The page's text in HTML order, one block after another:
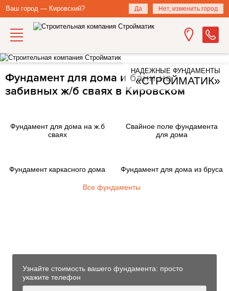
Ваш город — Кировский? Да Нет, изменить город
НАДЕЖНЫЕ ФУНДАМЕНТЫ
«СТРОЙМАТИК»
Фундамент для дома и бани на
забивных ж/б сваях в Кировском
Фундамент для дома на ж.б
сваях
Свайное поле фундамента
для дома
Фундамент каркасного дома Фундамент для дома из бруса
Все фундаменты
Узнайте стоимость вашего фундамента: просто
укажите телефон